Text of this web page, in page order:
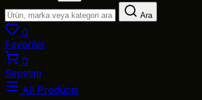
Ara
0
Favoriler
0
Sepetim
All Products